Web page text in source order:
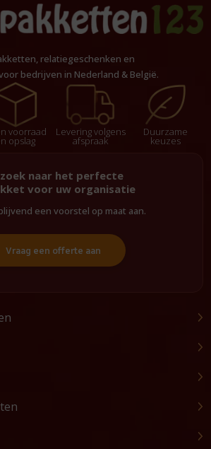
relatiegeschenken en
bedrijven in Nederland & België.
voorraad
opslag
Levering volgens
afspraak
Duurzame
keuzes
naar het perfecte
voor uw organisatie
een voorstel op maat aan.
Vraag een offerte aan